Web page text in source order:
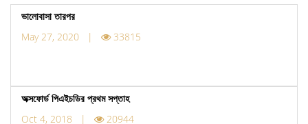
ভালোবাসা তারপর
May 27, 2020 |
33815
অক্সফোর্ড পিএইচডির প্রথম সপ্তাহ
Oct 4, 2018 |
20944